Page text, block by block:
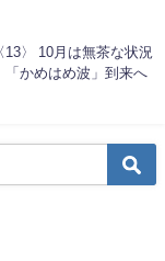
〉 10月は無茶な状況
「かめはめ波」到来へ